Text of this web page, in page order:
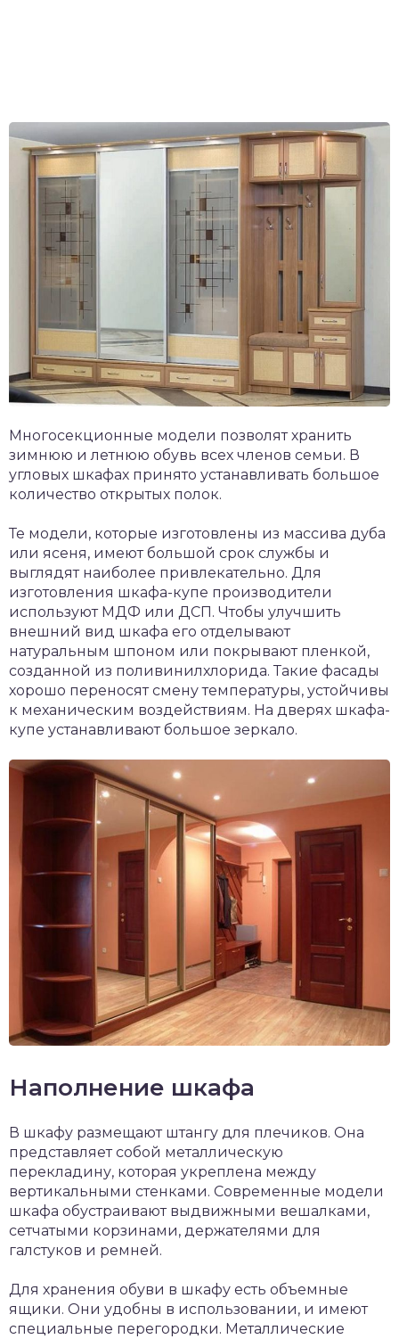
Многосекционные модели позволят хранить
зимнюю и летнюю обувь всех членов семьи. В
угловых шкафах принято устанавливать большое
количество открытых полок.
Те модели, которые изготовлены из массива дуба
или ясеня, имеют большой срок службы и
выглядят наиболее привлекательно. Для
изготовления шкафа-купе производители
используют МДФ или ДСП. Чтобы улучшить
внешний вид шкафа его отделывают
натуральным шпоном или покрывают пленкой,
созданной из поливинилхлорида. Такие фасады
хорошо переносят смену температуры, устойчивы
к механическим воздействиям. На дверях шкафа-
купе устанавливают большое зеркало.
Наполнение шкафа
В шкафу размещают штангу для плечиков. Она
представляет собой металлическую
перекладину, которая укреплена между
вертикальными стенками. Современные модели
шкафа обустраивают выдвижными вешалками,
сетчатыми корзинами, держателями для
галстуков и ремней.
Для хранения обуви в шкафу есть объемные
ящики. Они удобны в использовании, и имеют
специальные перегородки. Металлические